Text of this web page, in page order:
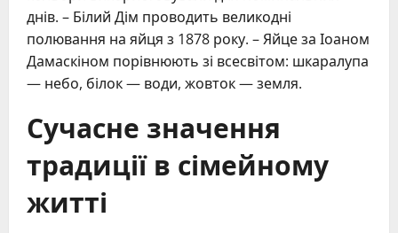
днів. – Білий Дім проводить великодні
полювання на яйця з 1878 року. – Яйце за Іоаном
Дамаскіном порівнюють зі всесвітом: шкаралупа
— небо, білок — води, жовток — земля.
Сучасне значення
традиції в сімейному
житті